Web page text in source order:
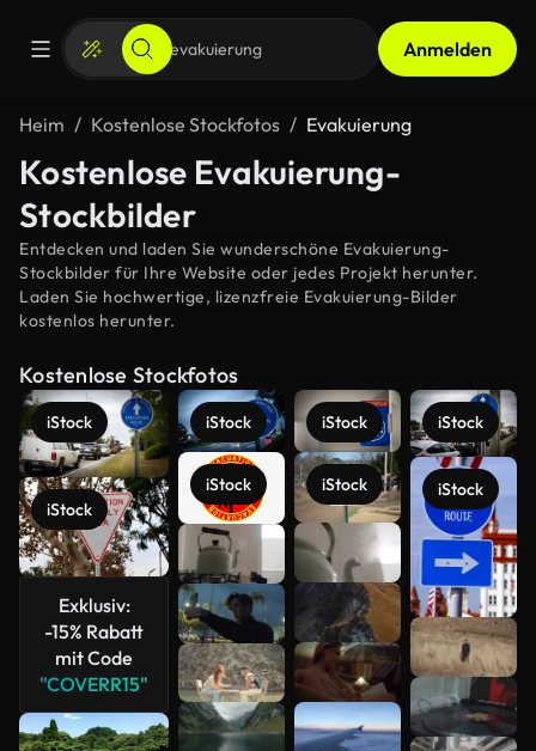
Anmelden
Heim Kostenlose Stockfotos Evakuierung
Kostenlose Evakuierung-
Stockbilder
Entdecken und laden Sie wunderschöne Evakuierung-
Stockbilder für Ihre Website oder jedes Projekt herunter.
Laden Sie hochwertige, lizenzfreie Evakuierung-Bilder
kostenlos herunter.
Kostenlose Stockfotos
iStock
iStock
Exklusiv:
-15% Rabatt
mit Code
"COVERR15"
iStock
iStock
iStock
iStock
iStock
iStock
Mehr
anzeigen